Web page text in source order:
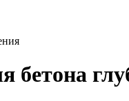
бетона